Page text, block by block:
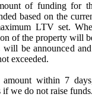
of funding for
based on the
LTV set.
of the property will
will be announced
exceeded.
amount within 7
we do not raise funds.